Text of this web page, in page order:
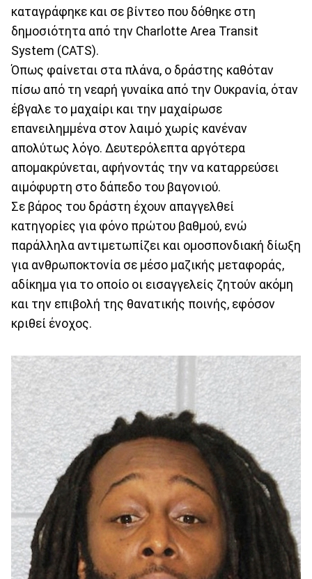
καταγράφηκε και σε βίντεο που δόθηκε στη
δημοσιότητα από την Charlotte Area Transit
System (CATS).
Όπως φαίνεται στα πλάνα, ο δράστης καθόταν
πίσω από τη νεαρή γυναίκα από την Ουκρανία, όταν
έβγαλε το μαχαίρι και την μαχαίρωσε
επανειλημμένα στον λαιμό χωρίς κανέναν
απολύτως λόγο. Δευτερόλεπτα αργότερα
απομακρύνεται, αφήνοντάς την να καταρρεύσει
αιμόφυρτη στο δάπεδο του βαγονιού.
Σε βάρος του δράστη έχουν απαγγελθεί
κατηγορίες για φόνο πρώτου βαθμού, ενώ
παράλληλα αντιμετωπίζει και ομοσπονδιακή δίωξη
για ανθρωποκτονία σε μέσο μαζικής μεταφοράς,
αδίκημα για το οποίο οι εισαγγελείς ζητούν ακόμη
και την επιβολή της θανατικής ποινής, εφόσον
κριθεί ένοχος.